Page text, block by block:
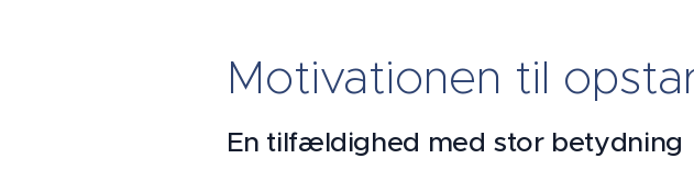
Motivationen til
En tilfældighed med stor betydning